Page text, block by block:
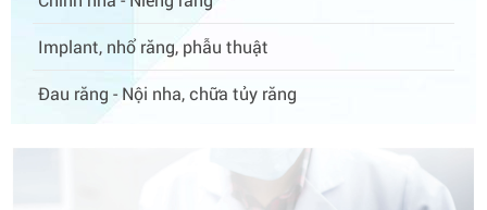
Implant, nhổ răng, phẫu thuật
Đau răng - Nội nha, chữa tủy răng